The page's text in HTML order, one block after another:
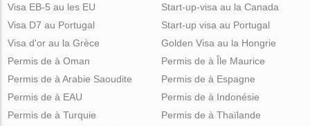
Visa EB-5 au les EU
Visa D7 au Portugal
Visa d'or au la Grèce
Start-up-visa au la Canada
Start-up visa au Portugal
Golden Visa au la Hongrie
Permis de à Oman
Permis de à Arabie Saoudite
Permis de à EAU
Permis de à Turquie
Permis de à Île Maurice
Permis de à Espagne
Permis de à Indonésie
Permis de à Thaïlande